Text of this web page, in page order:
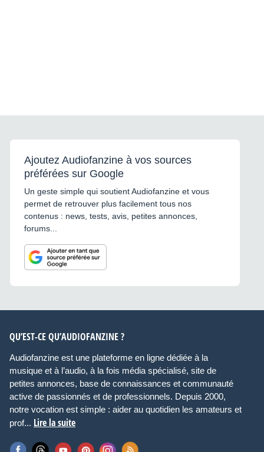
Ajoutez Audiofanzine à vos sources
préférées sur Google
Un geste simple qui soutient Audiofanzine et vous
permet de retrouver plus facilement tous nos
contenus : news, tests, avis, petites annonces,
forums...
QU’EST-CE QU’AUDIOFANZINE ?
Audiofanzine est une plateforme en ligne dédiée à la
musique et à l’audio, à la fois média spécialisé, site de
petites annonces, base de connaissances et communauté
active de passionnés et de professionnels. Depuis 2000,
notre vocation est simple : aider au quotidien les amateurs et
prof... Lire la suite